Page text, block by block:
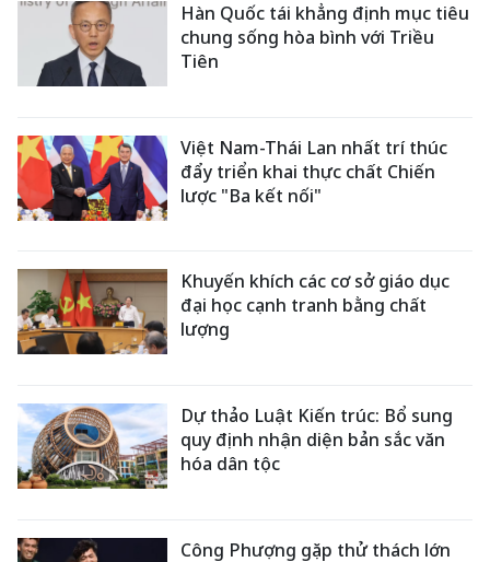
Hàn Quốc tái khẳng định mục tiêu
chung sống hòa bình với Triều
Tiên
Việt Nam-Thái Lan nhất trí thúc
đẩy triển khai thực chất Chiến
lược "Ba kết nối"
Khuyến khích các cơ sở giáo dục
đại học cạnh tranh bằng chất
lượng
Dự thảo Luật Kiến trúc: Bổ sung
quy định nhận diện bản sắc văn
hóa dân tộc
Công Phượng gặp thử thách lớn